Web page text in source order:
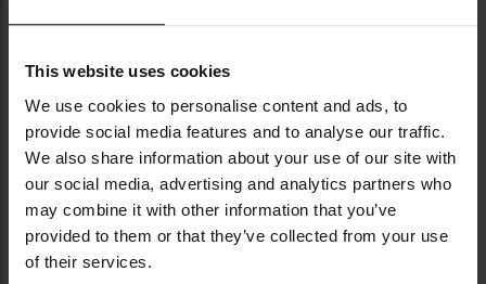
This website uses cookies
We use cookies to personalise content and ads, to
provide social media features and to analyse our traffic.
We also share information about your use of our site with
our social media, advertising and analytics partners who
may combine it with other information that you’ve
provided to them or that they’ve collected from your use
of their services.
mundurowych i miłośników aktywności na
DANE TECHNICZNE
Więcej
informacji
Waga
550 g